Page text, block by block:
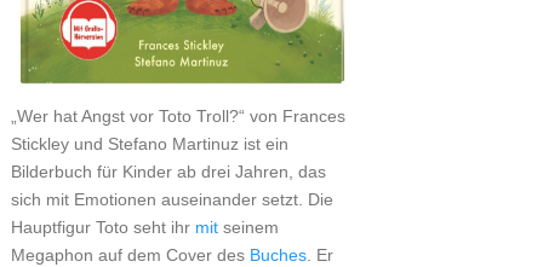
„Wer hat Angst vor Toto Troll?“ von Frances
Stickley und Stefano Martinuz ist ein
Bilderbuch für Kinder ab drei Jahren, das
sich mit Emotionen auseinander setzt. Die
Hauptfigur Toto seht ihr mitseinem
Megaphon auf dem Cover des Buches. Er